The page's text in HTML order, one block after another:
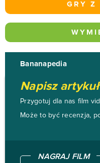
GRY Z
Bananapedia
Napisz
Przygotuj dla nas film
Może to być recenzja,
NAGRAJ FILM